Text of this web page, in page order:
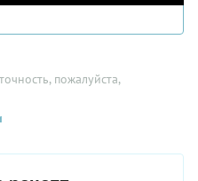
пожалуйста,